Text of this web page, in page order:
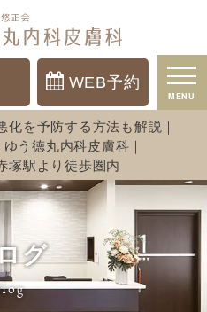
WEB予約
MENU
を予防する方法も解説｜
う徳丸内科皮膚科｜
塚駅より徒歩圏内
グ